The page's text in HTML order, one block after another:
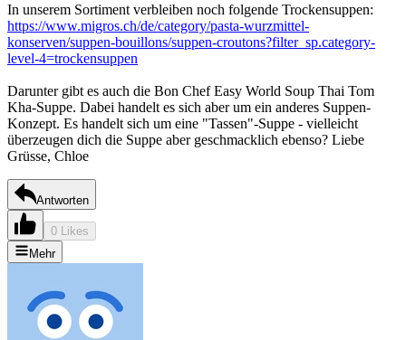
In unserem Sortiment verbleiben noch folgende Trockensuppen:
https://www.migros.ch/de/category/pasta-wurzmittel-
konserven/suppen-bouillons/suppen-croutons?filter_sp.category-
level-4=trockensuppen
Darunter gibt es auch die Bon Chef Easy World Soup Thai Tom
Kha-Suppe. Dabei handelt es sich aber um ein anderes Suppen-
Konzept. Es handelt sich um eine "Tassen"-Suppe - vielleicht
überzeugen dich die Suppe aber geschmacklich ebenso? Liebe
Grüsse, Chloe
Antworten
0 Likes
Mehr